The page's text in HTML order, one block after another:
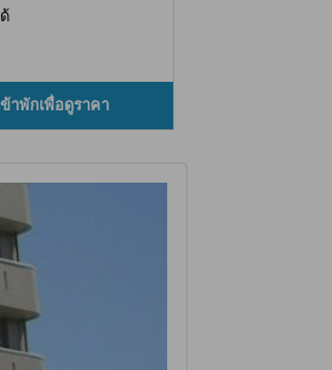
าพักเพื่อดูราคา